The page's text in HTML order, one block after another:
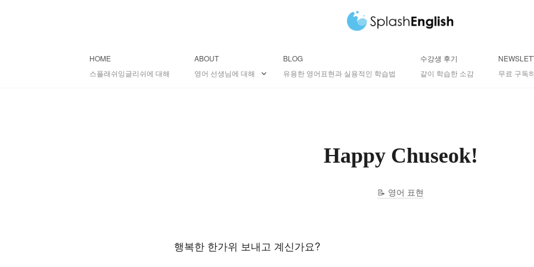
HOME
스플래쉬잉글리쉬에 대해
ABOUT
영어 선생님에 대해
BLOG
유용한 영어표현과 실용적인 학습법
수강생 후기
같이 학습한 소감
무료 구독
Happy Chuseok!
영어 표현
행복한 한가위 보내고 계신가요?